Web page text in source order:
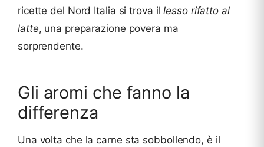
ricette del Nord Italia si trova illesso rifatto al
latte, una preparazione povera ma
sorprendente.
Gli aromi che fanno la
differenza
Una volta che la carne sta sobbollendo, è il